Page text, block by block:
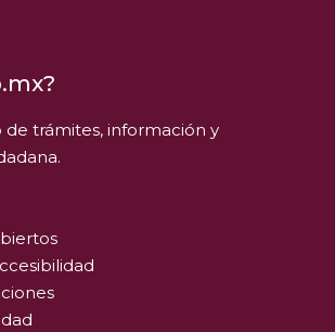
de trámites, información y